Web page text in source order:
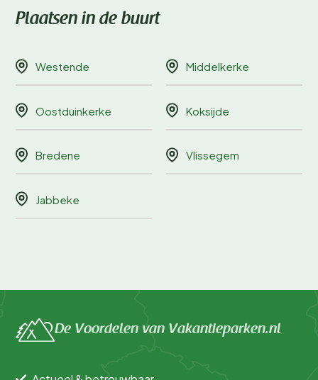
Plaatsen in de buurt
Westende Middelkerke
Oostduinkerke Koksijde
Bredene Vlissegem
Jabbeke
De Voordelen van Vakantieparken.nl